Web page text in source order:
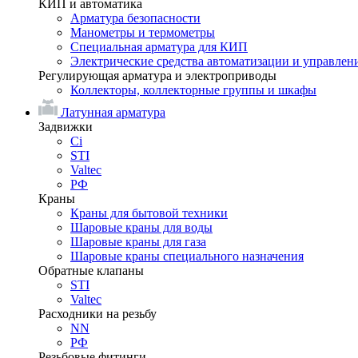
КИП и автоматика
Арматура безопасности
Манометры и термометры
Специальная арматура для КИП
Электрические средства автоматизации и
Регулирующая арматура и электроприводы
Коллекторы, коллекторные группы и шкафы
Латунная арматура
Задвижки
Ci
STI
Valtec
РФ
Краны
Краны для бытовой техники
Шаровые краны для воды
Шаровые краны для газа
Шаровые краны специального назначения
Обратные клапаны
STI
Valtec
Расходники на резьбу
NN
РФ